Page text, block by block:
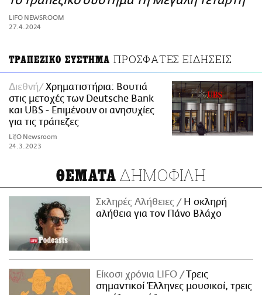
ΑΜΠΑ
PRINT
LIFO NEWSROOM
27.4.2024
ΤΡΑΠΕΖΙΚΟ ΣΥΣΤΗΜΑ ΠΡΟΣΦΑΤΕΣ ΕΙΔΗΣΕΙΣ
Διεθνή
Χρηματιστήρια: Βουτιά
στις μετοχές των Deutsche Bank
και UBS - Επιμένουν οι ανησυχίες
για τις τράπεζες
LifO Newsroom
24.3.2023
ΘΕΜΑΤΑ ΔΗΜΟΦΙΛΗ
Σκληρές Αλήθειες
H σκληρή
αλήθεια για τον Πάνο Βλάχο
Είκοσι χρόνια LIFO
Tρεις
σημαντικοί Έλληνες μουσικοί, τρεις